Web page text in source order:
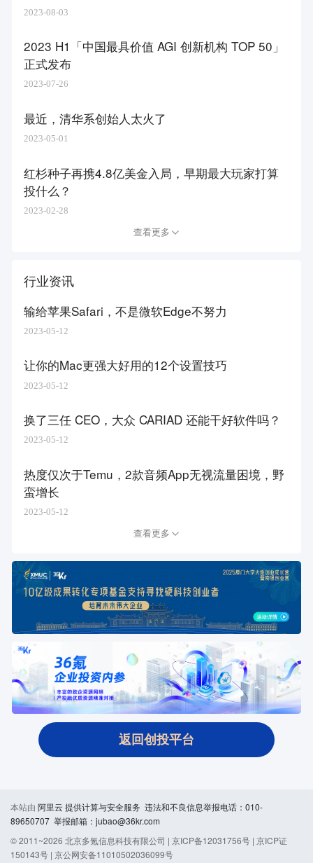
2023-08-03
2023 H1「中国最具价值 AGI 创新机构 TOP 50」
正式发布
2023-07-26
最近，清华系创始人太火了
2023-05-01
红杉种子再携4.8亿美金入局，早期最大玩家打算
投什么？
2023-02-28
查看更多
行业资讯
输给苹果Safari，不是微软Edge不努力
2023-05-12
让你的Mac更强大好用的12个设置技巧
2023-05-12
换了三任 CEO，大众 CARIAD 还能干好软件吗？
2023-05-12
热度仅次于Temu，2款音频App无视流量困境，野
蛮增长
2023-05-12
查看更多
返回创投平台
本站由 阿里云 提供计算与安全服务 违法和不良信息举报电话：010-
89650707 举报邮箱：jubao@36kr.com
© 2011~2026 北京多氪信息科技有限公司 | 京ICP备12031756号 | 京ICP证
150143号 | 京公网安备11010502036099号